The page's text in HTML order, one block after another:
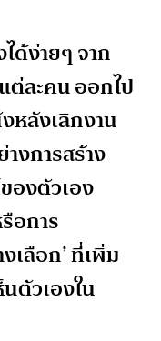
ด้ง่ายๆ จาก
ต่ละคน ออกไป
หลังเลิกงาน
งการสร้าง
องตัวเอง
อการ
เลือก’ ที่เพิ่ม
ตัวเองใน